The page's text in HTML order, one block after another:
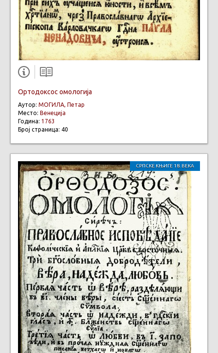
Ортодоксос омологија
Аутор: МОГИЛА, Петар
Место: Венеција
Година: 1763
Број страница: 40
СРПСКЕ КЊИГЕ 18. ВЕКА